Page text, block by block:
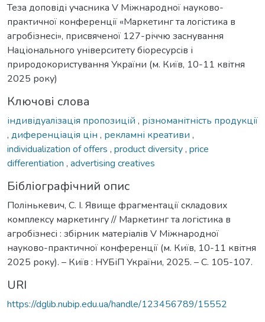
Теза доповіді учасника V Міжнародної науково-
практичної конференції «Маркетинг та логістика в
агробізнесі», присвяченої 127-річчю заснування
Національного університету біоресурсів і
природокористування України (м. Київ, 10-11 квітня
2025 року)
Ключові слова
індивідуалізація пропозицій , різноманітність продукції
, диференціація цін , рекламні креативи ,
individualization of offers , product diversity, price
differentiation , advertising creatives
Бібліографічний опис
Полінькевич, С. І. Явище фрагментації складових
комплексу маркетингу // Маркетинг та логістика в
агробізнесі : збірник матеріалів V Міжнародної
науково-практичної конференції (м. Київ, 10-11 квітня
2025 року). – Київ : НУБіП України, 2025. – С. 105-107.
URI
https://dglib.nubip.edu.ua/handle/123456789/15552